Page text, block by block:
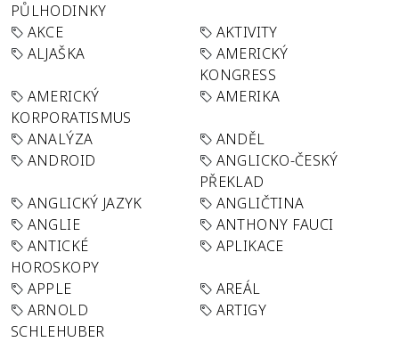
PŮLHODINKY
AKCE
AKTIVITY
ALJAŠKA
AMERICKÝ
KONGRESS
AMERICKÝ
KORPORATISMUS
AMERIKA
ANALÝZA
ANDĚL
ANDROID
ANGLICKO-ČESKÝ
PŘEKLAD
ANGLICKÝ JAZYK
ANGLIČTINA
ANGLIE
ANTHONY FAUCI
ANTICKÉ
HOROSKOPY
APLIKACE
APPLE
AREÁL
ARNOLD
SCHLEHUBER
ARTIGY